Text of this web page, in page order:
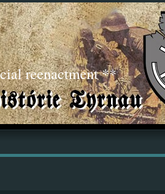
reenactment **